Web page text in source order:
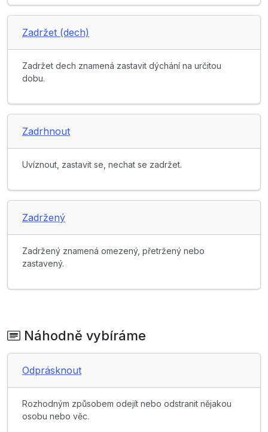
Zadržet (dech)
Zadržet dech znamená zastavit dýchání na určitou
dobu.
Zadrhnout
Uvíznout, zastavit se, nechat se zadržet.
Zadržený
Zadržený znamená omezený, přetržený nebo
zastavený.
Náhodně vybíráme
Odprásknout
Rozhodným způsobem odejít nebo odstranit nějakou
osobu nebo věc.